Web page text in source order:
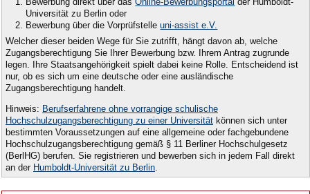
Universität zu Berlin oder
Bewerbung über die Vorprüfstelleuni-assist e.V.
Welcher dieser beiden Wege für Sie zutrifft, hängt davon ab, welche
Zugangsberechtigung Sie Ihrer Bewerbung bzw. Ihrem Antrag zugrunde
legen. Ihre Staatsangehörigkeit spielt dabei keine Rolle. Entscheidend ist
nur, ob es sich um eine deutsche oder eine ausländische
Zugangsberechtigung handelt.
Hinweis: Berufserfahrene ohne vorrangige schulische
Hochschulzugangsberechtigung zu einer Universität können sich unter
bestimmten Voraussetzungen auf eine allgemeine oder fachgebundene
Hochschulzugangsberechtigung gemäß § 11 Berliner Hochschulgesetz
(BerlHG) berufen. Sie registrieren und bewerben sich in jedem Fall direkt
an der Humboldt-Universität zu Berlin